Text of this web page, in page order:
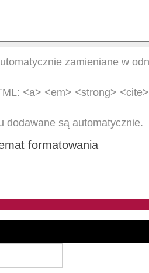
zamieniane w
<a> <em> <strong>
dodawane są automatycznie.
formatowania